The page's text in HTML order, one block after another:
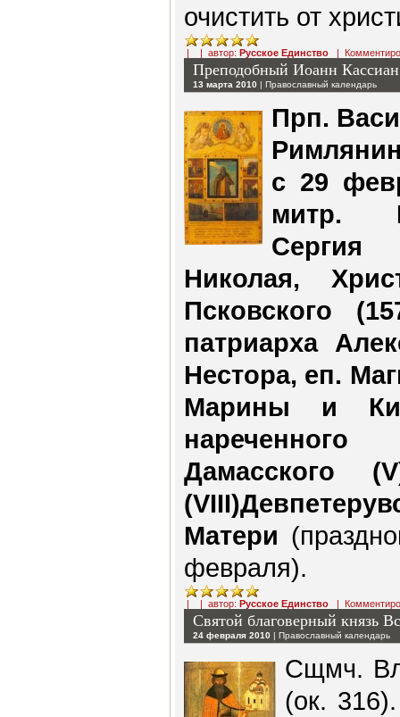
очистить от
| | автор: Русское Единство |
Преподобный Иоанн
13 марта 2010 | Православный календарь
Прп.
с 29
митр.
Николая,
Псковского
патриарха
Нестора, еп.
Марины и
Дамасского
Матери
февраля).
| | автор: Русское Единство |
Святой благоверный князь
24 февраля 2010 | Православный календарь
Сщмч.
(ок.